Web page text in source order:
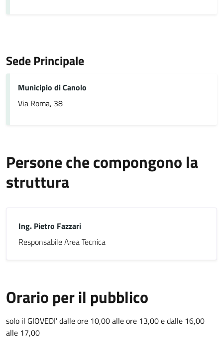
Sede Principale
Municipio di Canolo
Via Roma, 38
Persone che compongono la
struttura
Ing. Pietro Fazzari
Responsabile Area Tecnica
Orario per il pubblico
solo il GIOVEDI' dalle ore 10,00 alle ore 13,00 e dalle 16,00
alle 17,00